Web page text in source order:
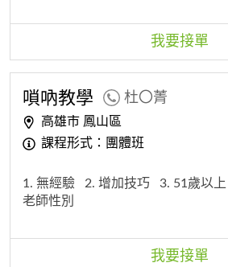
我要接單
嗩吶教學 杜〇菁
高雄市 鳳山區
課程形式：團體班
1. 無經驗 2. 增加技巧 3. 51歲以上
老師性別
我要接單